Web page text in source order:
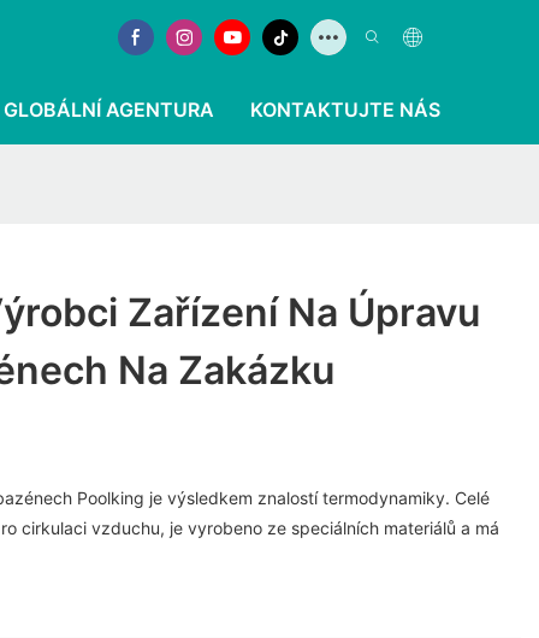
GLOBÁLNÍ AGENTURA KONTAKTUJTE NÁS
Zařízení Na Úpravu
Na Zakázku
Poolking je výsledkem znalostí termodynamiky. Celé
cirkulaci vzduchu, je vyrobeno ze speciálních materiálů a má